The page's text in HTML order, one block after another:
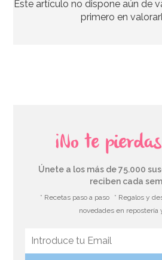
3,50€
Este artículo no dispone aún de
primero en
¡No te
Únete a los más de 75.000
reciben cada
* Recetas paso a paso * Regalos y
novedades en repostería